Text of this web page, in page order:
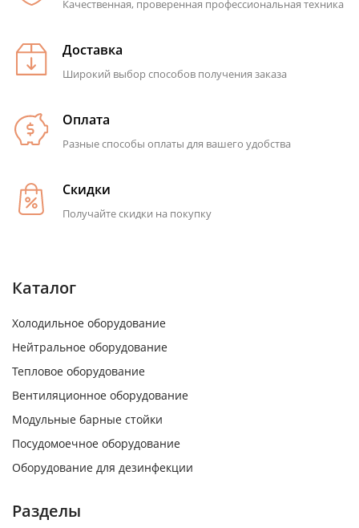
Качественная, проверенная профессиональная техника
Доставка
Широкий выбор способов получения заказа
Оплата
Разные способы оплаты для вашего удобства
Скидки
Получайте скидки на покупку
Каталог
Холодильное оборудование
Нейтральное оборудование
Тепловое оборудование
Вентиляционное оборудование
Модульные барные стойки
Посудомоечное оборудование
Оборудование для дезинфекции
Разделы